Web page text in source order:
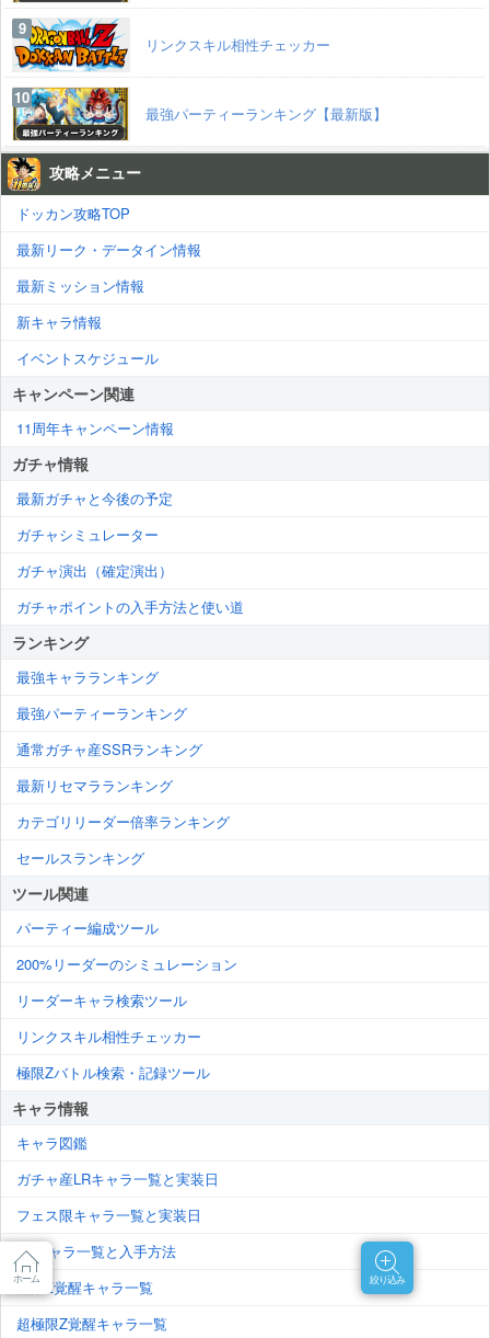
絞り込み
攻略メニュー
ドッカン攻略TOP
最新リーク・データイン情報
最新ミッション情報
新キャラ情報
イベントスケジュール
キャンペーン関連
11周年キャンペーン情報
ガチャ情報
最新ガチャと今後の予定
ガチャシミュレーター
ガチャ演出（確定演出）
ガチャポイントの入手方法と使い道
ランキング
最強キャラランキング
最強パーティーランキング
通常ガチャ産SSRランキング
最新リセマラランキング
カテゴリリーダー倍率ランキング
セールスランキング
ツール関連
パーティー編成ツール
200%リーダーのシミュレーション
リーダーキャラ検索ツール
リンクスキル相性チェッカー
極限Zバトル検索・記録ツール
キャラ情報
キャラ図鑑
ガチャ産LRキャラ一覧と実装日
フェス限キャラ一覧と実装日
LRキャラ一覧と入手方法
極限Z覚醒キャラ一覧
超極限Z覚醒キャラ一覧
リンクスキル相性チェッカー
最強パーティーランキング【最新版】
ホーム